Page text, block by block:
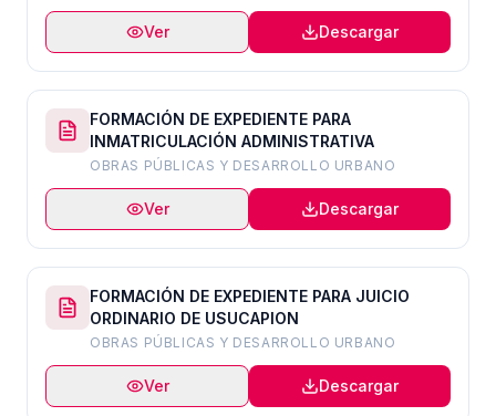
Ver Descargar
FORMACIÓN DE EXPEDIENTE PARA
INMATRICULACIÓN ADMINISTRATIVA
OBRAS PÚBLICAS Y DESARROLLO URBANO
Ver Descargar
FORMACIÓN DE EXPEDIENTE PARA JUICIO
ORDINARIO DE USUCAPION
OBRAS PÚBLICAS Y DESARROLLO URBANO
Ver Descargar